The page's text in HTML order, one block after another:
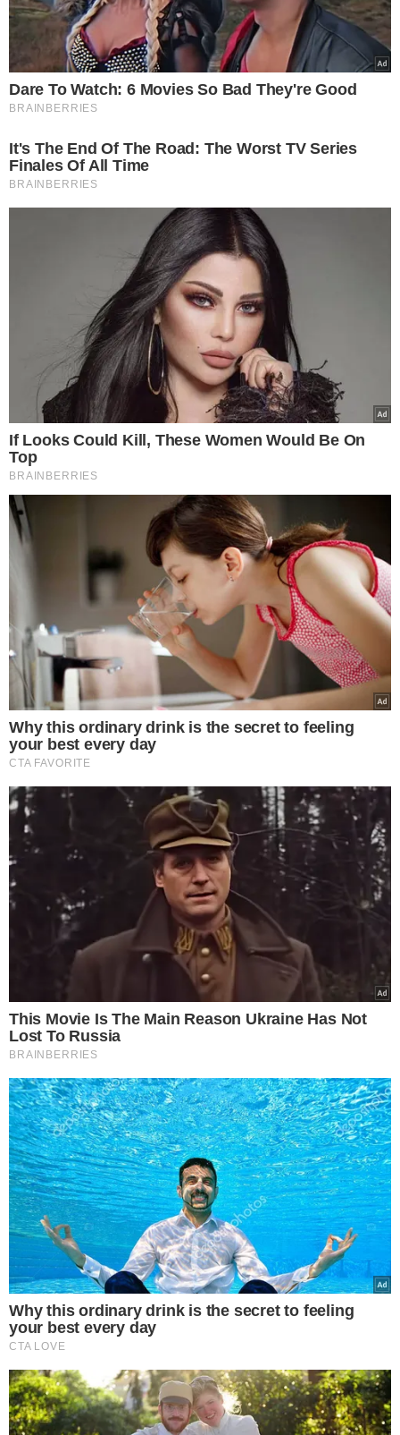
Prefeitura de Muzambinho(MG): 327 vagas / Níveis:
fundamental, médio e superior / Salário: de R$ 1.422,19
até R$ 20.175,68 / Inscrições: de 18/5 até 17/6.
(Hospital Risoleta Tolentino Neves)/MG: 465 vagas /
Níveis: fundamental, médio, técnico e superior / Salário:
de R$ 1.412 até R$ 19.227,21 / Inscrições: até 7/5.
Seplag-CE
(Secretaria do Planejamento e Gestão do
Ceará): 208 vagas / Nível: superior / Salário: R$ 17.180,94 /
Inscrições: de 6/5 até 27/5.
Prefeitura de Uberaba
fundamental, médio, técnico e superior / Salário: de R$
1.412 até R$ 17 mil / Inscrições: até 9/5.
TÓPICOS
OPORTUNIDADES SALÁRIOS OFERECIDOS
CONCURSO PÚBLICOS VAGAS
VER COMENTÁRIOS
VEJA TAMBÉM
COLUNA DENIS CONSTANTINO
'Foi ele quem me
salvou', diz secretária
que socorreu aluno
engasgado em Teresina
VEJA MAIS NOTÍCIAS